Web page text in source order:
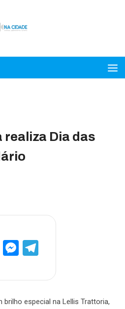
Dia das
Pinterest
Messenger
brilho especial na Lellis Trattoria,